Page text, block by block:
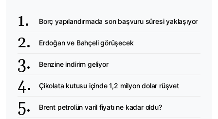
Borç yapılandırmada son başvuru süresi yaklaşıyor
Erdoğan ve Bahçeli görüşecek
Benzine indirim geliyor
Çikolata kutusu içinde 1,2 milyon dolar rüşvet
Brent petrolün varil fiyatı ne kadar oldu?